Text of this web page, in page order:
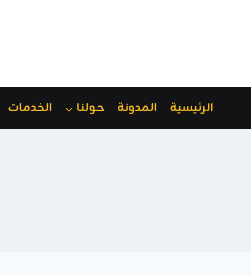
الرئيسية المدونة حولنا الخدمات